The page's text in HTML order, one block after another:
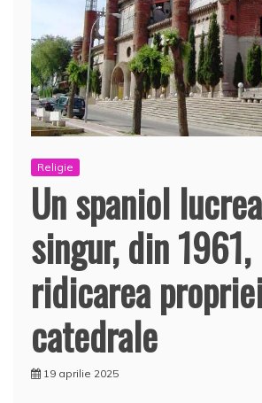
Religie
Un spaniol
singur, din
ridicarea
catedrale
19 aprilie 2025